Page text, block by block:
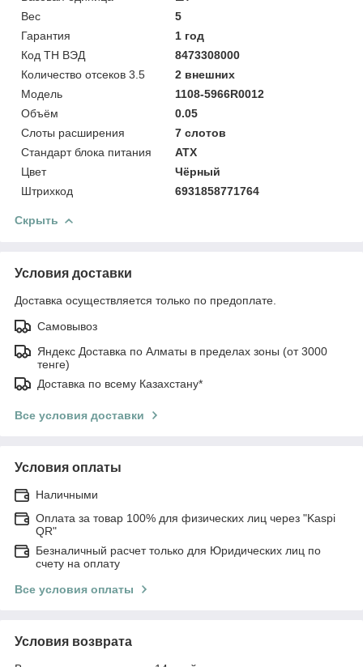
Вес
5
Гарантия
1 год
Код ТН ВЭД
8473308000
Количество отсеков 3.5
2 внешних
Модель
1108-5966R0012
Объём
0.05
Слоты расширения
7 слотов
Стандарт блока питания
ATX
Цвет
Чёрный
Штрихкод
6931858771764
Скрыть
Условия доставки
Доставка осуществляется только по предоплате.
Самовывоз
Яндекс Доставка по Алматы в пределах зоны (от 3000
тенге)
Доставка по всему Казахстану*
Все условия доставки
Условия оплаты
Наличными
Оплата за товар 100% для физических лиц через "Kaspi
QR"
Безналичный расчет только для Юридических лиц по
счету на оплату
Все условия оплаты
Условия возврата